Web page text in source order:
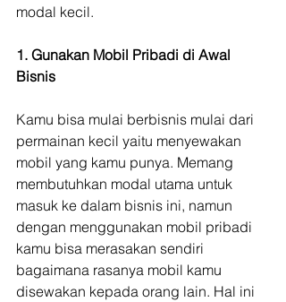
modal kecil.
1. Gunakan Mobil Pribadi di Awal
Bisnis
Kamu bisa mulai berbisnis mulai dari
permainan kecil yaitu menyewakan
mobil yang kamu punya. Memang
membutuhkan modal utama untuk
masuk ke dalam bisnis ini, namun
dengan menggunakan mobil pribadi
kamu bisa merasakan sendiri
bagaimana rasanya mobil kamu
disewakan kepada orang lain. Hal ini